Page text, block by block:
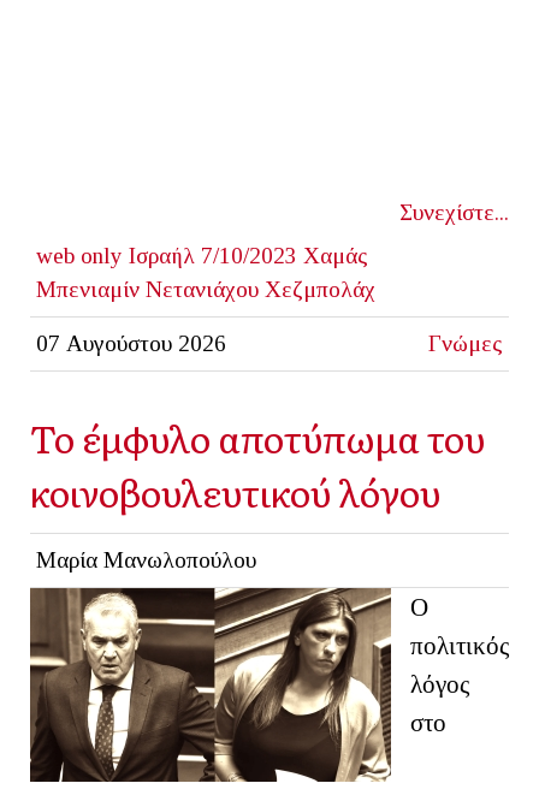
Συνεχίστε...
web only Ισραήλ 7/10/2023 Χαμάς
Μπενιαμίν Νετανιάχου Χεζμπολάχ
07 Αυγούστου 2026 Γνώμες
Το έμφυλο αποτύπωμα του
κοινοβουλευτικού λόγου
Μαρία Μανωλοπούλου
Ο
πολιτικός
λόγος
στο